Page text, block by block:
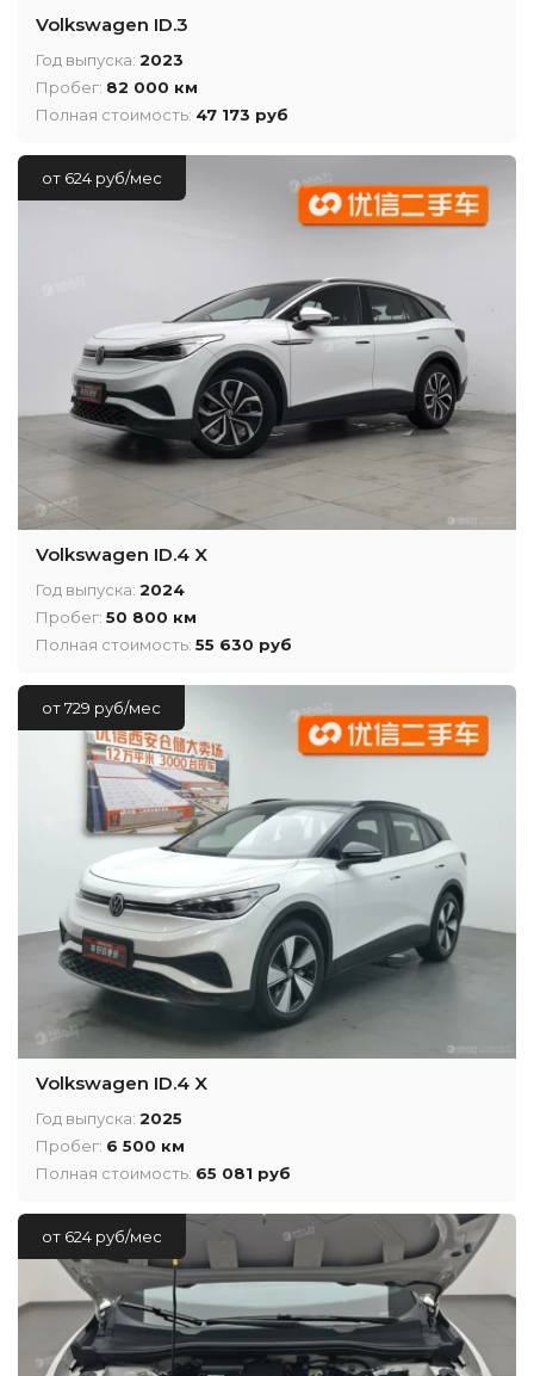
Volkswagen ID.3
Год выпуска: 2023
Пробег: 82 000 км
Полная стоимость: 47 173 руб
от 624 руб/мес
Volkswagen ID.4 X
Год выпуска: 2024
Пробег: 50 800 км
Полная стоимость: 55 630 руб
от 729 руб/мес
Volkswagen ID.4 X
Год выпуска: 2025
Пробег: 6 500 км
Полная стоимость: 65 081 руб
от 624 руб/мес